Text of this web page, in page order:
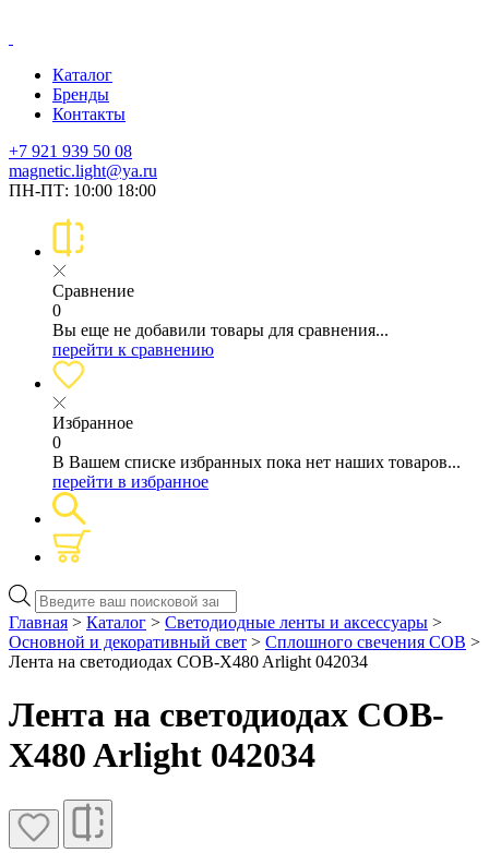
Каталог
Бренды
Контакты
+7 921 939 50 08
magnetic.light@ya.ru
ПН-ПТ: 10:00 18:00
Сравнение
0
Вы еще не добавили товары для сравнения...
перейти к сравнению
Избранное
0
В Вашем списке избранных пока нет наших товаров...
перейти в избранное
Поиск
товаров
Главная > Каталог > Светодиодные ленты и аксессуары >
Основной и декоративный свет > Сплошного свечения COB >
Лента на светодиодах COB-X480 Arlight 042034
Лента на светодиодах COB-
X480 Arlight 042034